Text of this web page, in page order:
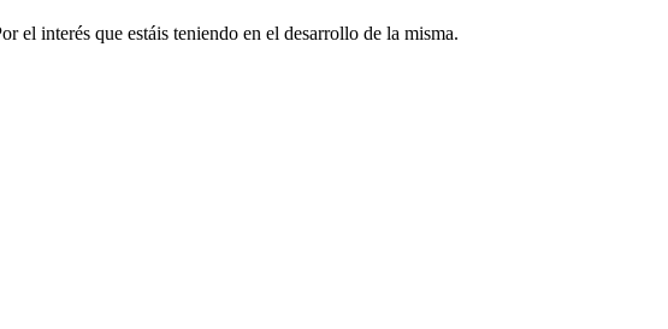
el interés que estáis teniendo en el desarrollo de la misma.